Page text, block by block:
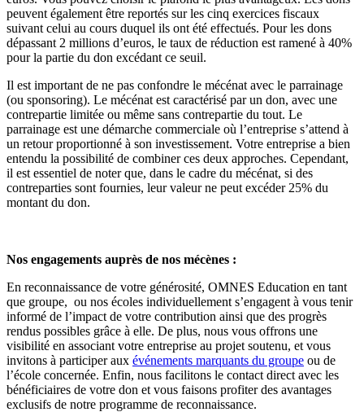
peuvent également être reportés sur les cinq exercices fiscaux
suivant celui au cours duquel ils ont été effectués. Pour les dons
dépassant 2 millions d’euros, le taux de réduction est ramené à 40%
pour la partie du don excédant ce seuil.
Il est important de ne pas confondre le mécénat avec le parrainage
(ou sponsoring). Le mécénat est caractérisé par un don, avec une
contrepartie limitée ou même sans contrepartie du tout. Le
parrainage est une démarche commerciale où l’entreprise s’attend à
un retour proportionné à son investissement. Votre entreprise a bien
entendu la possibilité de combiner ces deux approches. Cependant,
il est essentiel de noter que, dans le cadre du mécénat, si des
contreparties sont fournies, leur valeur ne peut excéder 25% du
montant du don.
Nos engagements auprès de nos mécènes :
En reconnaissance de votre générosité, OMNES Education en tant
que groupe, ou nos écoles individuellement s’engagent à vous tenir
informé de l’impact de votre contribution ainsi que des progrès
rendus possibles grâce à elle. De plus, nous vous offrons une
visibilité en associant votre entreprise au projet soutenu, et vous
invitons à participer aux événements marquants du groupe ou de
l’école concernée. Enfin, nous facilitons le contact direct avec les
bénéficiaires de votre don et vous faisons profiter des avantages
exclusifs de notre programme de reconnaissance.